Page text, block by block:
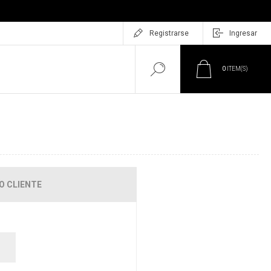
Registrarse Ingresar
0 ITEM(S)
CLIENTE